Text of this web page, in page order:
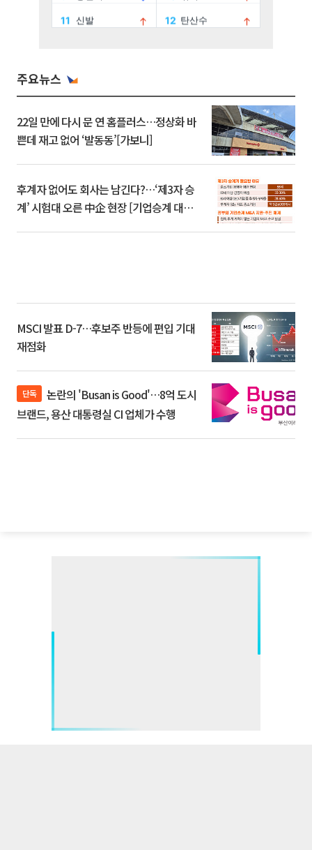
주요뉴스
22일 만에 다시 문 연 홈플러스…정상화 바
쁜데 재고 없어 ‘발동동’[가보니]
후계자 없어도 회사는 남긴다?…‘제3자 승
계’ 시험대 오른 中企 현장 [기업승계 대전
MSCI 발표 D-7…후보주 반등에 편입 기대
재점화
단독
브랜드, 용산 대통령실 CI 업체가 수행